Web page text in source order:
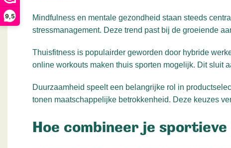
9,5
Mindfulness en mentale gezondheid staan steeds
stressmanagement. Deze trend past bij de groeiende
Thuisfitness is populairder geworden door hybride
online workouts maken thuis sporten mogelijk. Dit sluit
Duurzaamheid speelt een belangrijke rol in
tonen maatschappelijke betrokkenheid. Deze keuzes
Hoe combineer je